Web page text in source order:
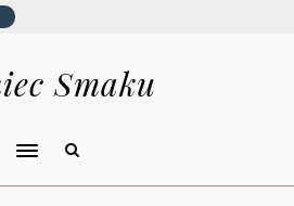
Smaku